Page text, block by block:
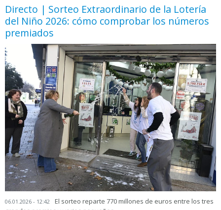
Directo | Sorteo Extraordinario de la Lotería
del Niño 2026: cómo comprobar los números
premiados
06.01.2026 - 12:42
El sorteo reparte 770 millones de euros entre los tres